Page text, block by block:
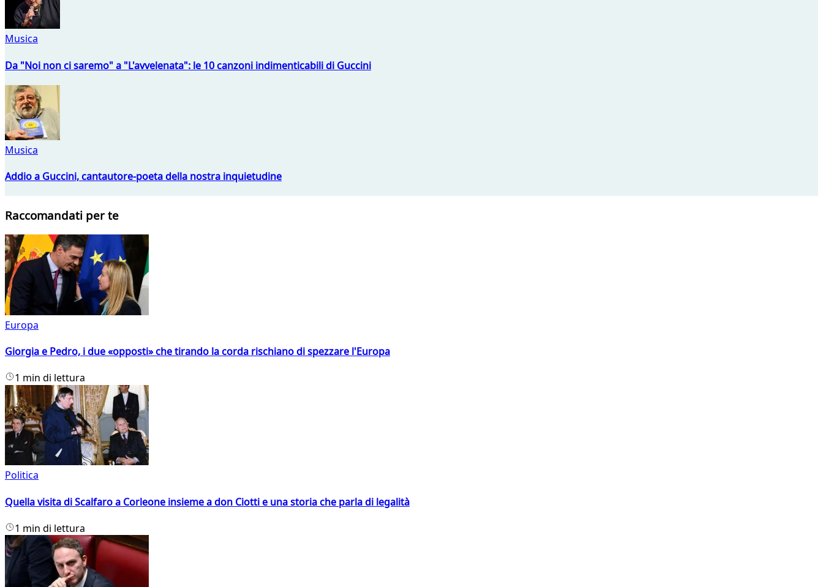
Musica
Da "Noi non ci saremo" a "L'avvelenata": le 10 canzoni indimenticabili di Guccini
Musica
Addio a Guccini, cantautore-poeta della nostra inquietudine
Raccomandati per te
Europa
Giorgia e Pedro, i due «opposti» che tirando la corda rischiano di spezzare l'Europa
1 min di lettura
Politica
Quella visita di Scalfaro a Corleone insieme a don Ciotti e una storia che parla di legalità
1 min di lettura